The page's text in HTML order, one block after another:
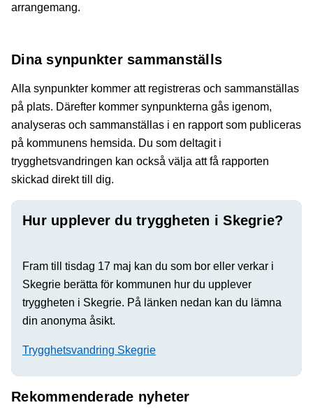
arrangemang.
Dina synpunkter sammanställs
Alla synpunkter kommer att registreras och sammanställas
på plats. Därefter kommer synpunkterna gås igenom,
analyseras och sammanställas i en rapport som publiceras
på kommunens hemsida. Du som deltagit i
trygghetsvandringen kan också välja att få rapporten
skickad direkt till dig.
Hur upplever du tryggheten i Skegrie?
Fram till tisdag 17 maj kan du som bor eller verkar i
Skegrie berätta för kommunen hur du upplever
tryggheten i Skegrie. På länken nedan kan du lämna
din anonyma åsikt.
Trygghetsvandring Skegrie
Rekommenderade nyheter